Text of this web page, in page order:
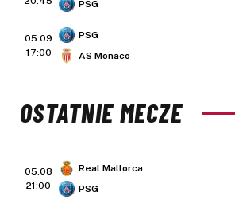
PSG
05.09
17:00
PSG
AS Monaco
OSTATNIE MECZE
05.08
21:00
Real Mallorca
PSG